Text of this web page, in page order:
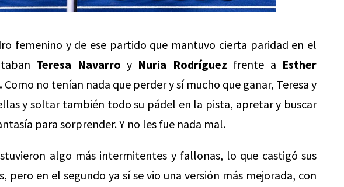
femenino y de ese partido que mantuvo cierta paridad en el
Teresa Navarro y Nuria Rodríguez frente a Esther
Como no tenían nada que perder y sí mucho que ganar, Teresa y
y soltar también todo su pádel en la pista, apretar y buscar
para sorprender. Y no les fue nada mal.
algo más intermitentes y fallonas, lo que castigó sus
pero en el segundo ya sí se vio una versión más mejorada, con